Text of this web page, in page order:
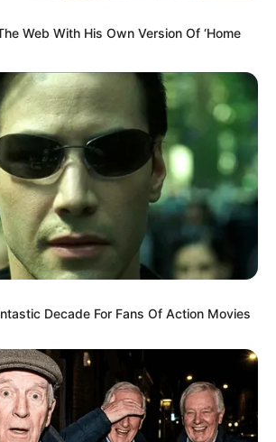
ΕΥΒΟΙΑ ΤΑΞΙΔΙ
ΚΑΙ ΕΠΙΚΟΙΝΩΝΙΑ ΟΡΟΙ ΧΡΗΣΗΣ
Web With His Own Version Of ‘Home
Decade For Fans Of Action Movies